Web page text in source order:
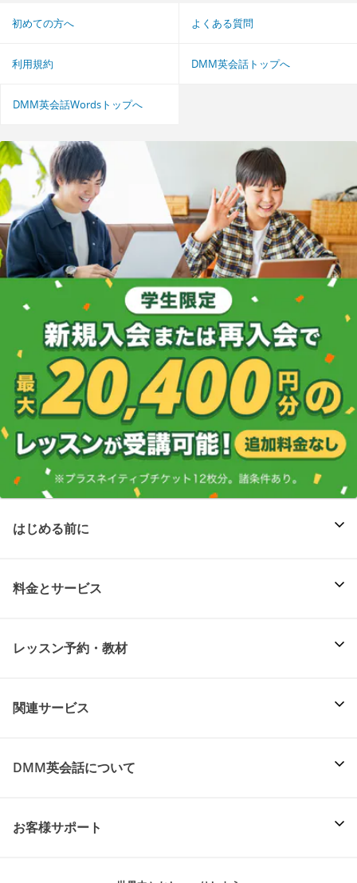
初めての方へ よくある質問
利用規約 DMM英会話トップへ
DMM英会話Wordsトップへ
はじめる前に
料金とサービス
レッスン予約・教材
関連サービス
DMM英会話について
お客様サポート